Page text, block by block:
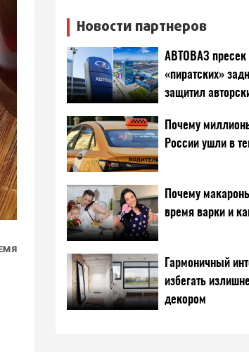
Новости партнеров
АВТОВАЗ пресек
«пиратских»
защитил
Почему
России ушли в
Почему
время варки и
Гармоничный
избегать
декором